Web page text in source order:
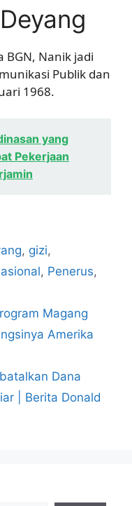
BGN, Nanik jadi
Publik dan
1968.
yang
Pekerjaan
, gizi,
, Penerus,
Magang
Amerika
Dana
| Berita Donald